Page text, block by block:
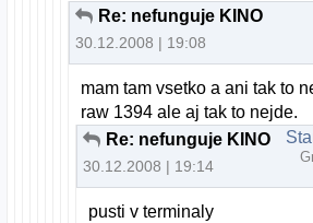
Re: nefunguje KINO
30.12.2008 | 19:08
mam tam vsetko a ani tak to
raw 1394 ale aj tak to nejde.
Re: nefunguje KINO
30.12.2008 | 19:14
pusti v terminaly